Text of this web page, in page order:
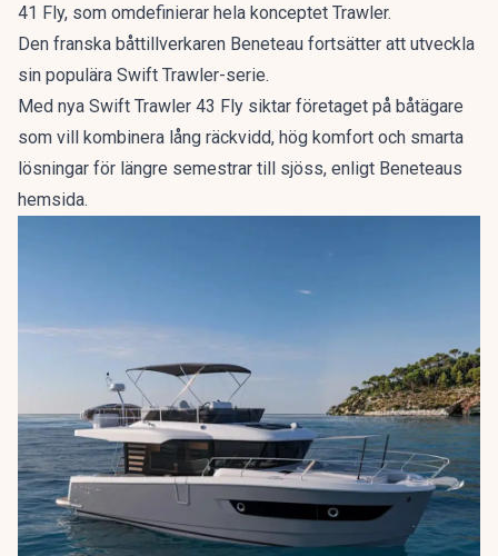
41 Fly, som omdefinierar hela konceptet Trawler.
Den franska båttillverkaren Beneteau fortsätter att utveckla
sin populära Swift Trawler-serie.
Med nya Swift Trawler 43 Fly siktar företaget på båtägare
som vill kombinera lång räckvidd, hög komfort och smarta
lösningar för längre semestrar till sjöss, enligt Beneteaus
hemsida.